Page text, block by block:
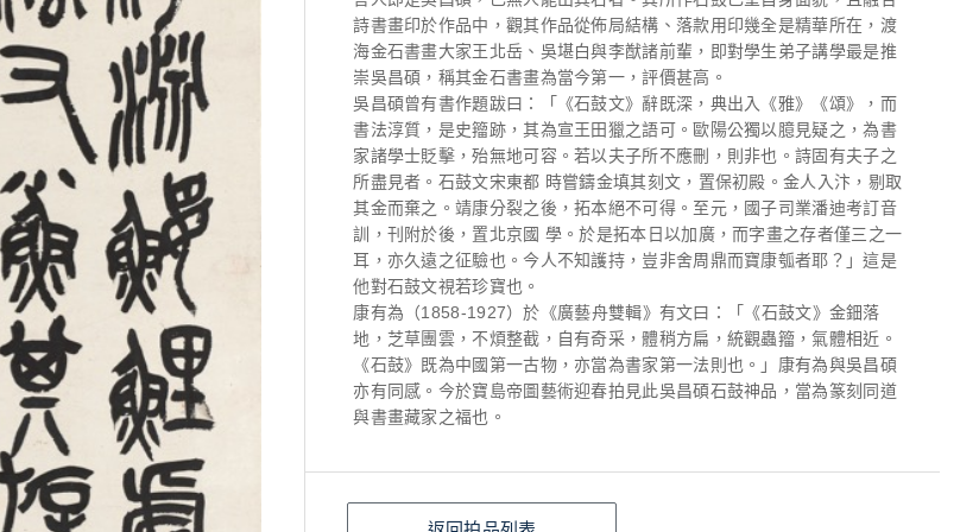
詩書畫印於作品中，觀其作品從佈局結構、落款用印幾全是精華所在，渡
海金石書畫大家王北岳、吳堪白與李猷諸前輩，即對學生弟子講學最是推
崇吳昌碩，稱其金石書畫為當今第一，評價甚高。
吳昌碩曾有書作題跋曰：「《石鼓文》辭既深，典出入《雅》《頌》，而
書法淳質，是史籀跡，其為宣王田獵之語可。歐陽公獨以臆見疑之，為書
家諸學士貶擊，殆無地可容。若以夫子所不應刪，則非也。詩固有夫子之
所盡見者。石鼓文宋東都 時嘗鑄金填其刻文，置保初殿。金人入汴，剔取
其金而棄之。靖康分裂之後，拓本絕不可得。至元，國子司業潘迪考訂音
訓，刊附於後，置北京國 學。於是拓本日以加廣，而字畫之存者僅三之一
耳，亦久遠之征驗也。今人不知護持，豈非舍周鼎而寶康瓠者耶？」這是
他對石鼓文視若珍寶也。
康有為（1858-1927）於《廣藝舟雙輯》有文曰：「《石鼓文》金鈿落
地，芝草團雲，不煩整截，自有奇采，體稍方扁，統觀蟲籀，氣體相近。
《石鼓》既為中國第一古物，亦當為書家第一法則也。」康有為與吳昌碩
亦有同感。今於寶島帝圖藝術迎春拍見此吳昌碩石鼓神品，當為篆刻同道
與書畫藏家之福也。